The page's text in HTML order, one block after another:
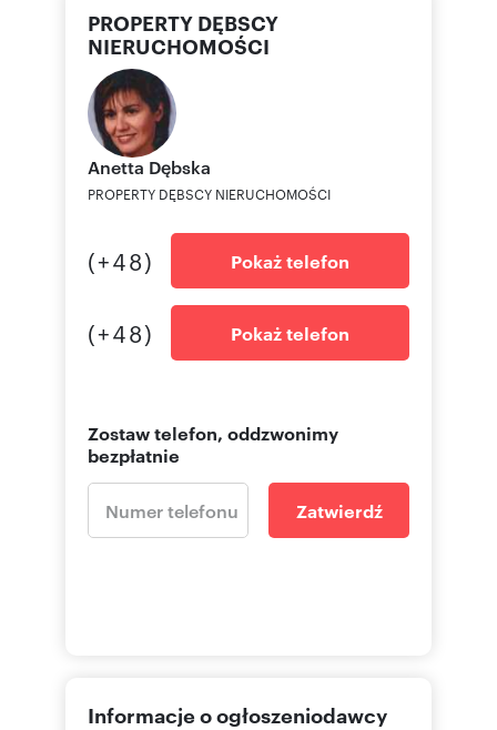
PROPERTY DĘBSCY
NIERUCHOMOŚCI
Anetta Dębska
PROPERTY DĘBSCY NIERUCHOMOŚCI
(+48) Pokaż telefon
(+48) Pokaż telefon
Zostaw telefon, oddzwonimy
bezpłatnie
Zatwierdź
Informacje o ogłoszeniodawcy